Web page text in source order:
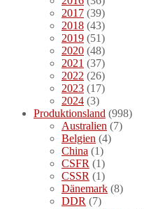
2017 (39)
2018 (43)
2019 (51)
2020 (48)
2021 (37)
2022 (26)
2023 (17)
2024 (3)
Produktionsland (998)
Australien (7)
Belgien (4)
China (1)
CSFR (1)
CSSR (1)
Dänemark (8)
DDR (7)